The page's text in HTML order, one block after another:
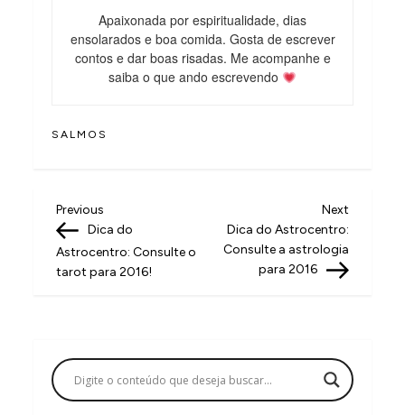
Apaixonada por espiritualidade, dias
ensolarados e boa comida. Gosta de escrever
contos e dar boas risadas. Me acompanhe e
saiba o que ando escrevendo
SALMOS
N
a
v
a
ç
Previous
Post
Previous
Dica do
Astrocentro: Consulte o
tarot para 2016!
Next
Post
Next
Dica do Astrocentro:
Consulte a astrologia
para 2016